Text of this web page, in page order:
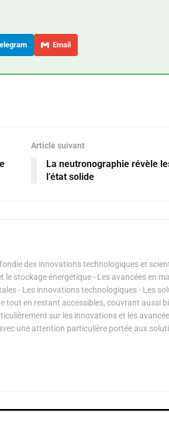
Email
Article suivant
La neutronographie révèle
l’état solide
des innovations technologiques et
le stockage énergétique - Les avancées en
- Les innovations technologiques - Les
tout en restant accessibles, couvrant aussi
sur les innovations et les
une attention particulière portée aux